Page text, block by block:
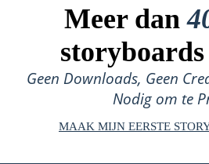
Meer dan
Geen Downloads, Geen
Nodig om te
MAAK MIJN EERSTE